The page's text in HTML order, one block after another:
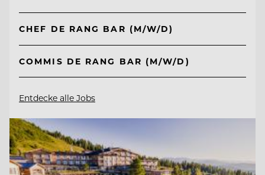
CHEF DE RANG BAR (M/W/D)
COMMIS DE RANG BAR (M/W/D)
Entdecke alle Jobs